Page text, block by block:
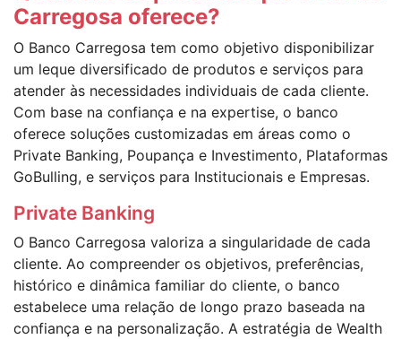
Carregosa oferece?
O Banco Carregosa tem como objetivo disponibilizar
um leque diversificado de produtos e serviços para
atender às necessidades individuais de cada cliente.
Com base na confiança e na expertise, o banco
oferece soluções customizadas em áreas como o
Private Banking, Poupança e Investimento, Plataformas
GoBulling, e serviços para Institucionais e Empresas.
Private Banking
O Banco Carregosa valoriza a singularidade de cada
cliente. Ao compreender os objetivos, preferências,
histórico e dinâmica familiar do cliente, o banco
estabelece uma relação de longo prazo baseada na
confiança e na personalização. A estratégia de Wealth